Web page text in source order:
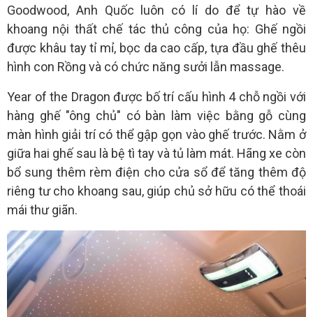
Goodwood, Anh Quốc luôn có lí do để tự hào về
khoang nội thất chế tác thủ công của họ: Ghế ngồi
được khâu tay tỉ mỉ, bọc da cao cấp, tựa đầu ghế thêu
hình con Rồng và có chức năng sưởi lẫn massage.
Year of the Dragon được bố trí cấu hình 4 chỗ ngồi với
hàng ghế "ông chủ" có bàn làm việc bằng gỗ cùng
màn hình giải trí có thể gập gọn vào ghế trước. Nằm ở
giữa hai ghế sau là bệ tì tay và tủ làm mát. Hãng xe còn
bổ sung thêm rèm điện cho cửa sổ để tăng thêm độ
riêng tư cho khoang sau, giúp chủ sở hữu có thể thoái
mái thư giãn.